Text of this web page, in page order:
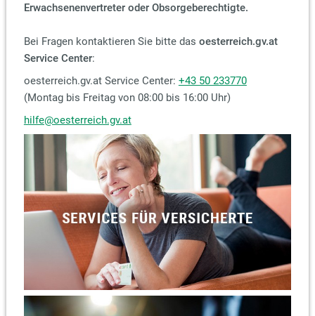
Erwachsenenvertreter oder Obsorgeberechtigte.
Bei Fragen kontaktieren Sie bitte das oesterreich.gv.at
Service Center:
oesterreich.gv.at Service Center: +43 50 233770
(Montag bis Freitag von 08:00 bis 16:00 Uhr)
hilfe@oesterreich.gv.at